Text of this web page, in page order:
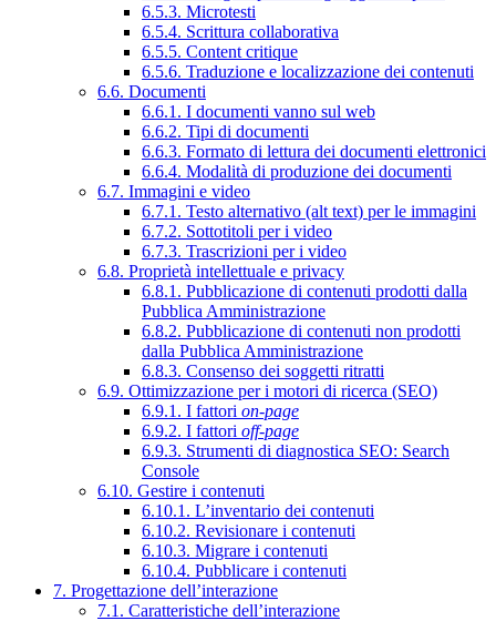
6.5.3. Microtesti
6.5.4. Scrittura collaborativa
6.5.5. Content critique
6.5.6. Traduzione e localizzazione dei contenuti
6.6. Documenti
6.6.1. I documenti vanno sul web
6.6.2. Tipi di documenti
6.6.3. Formato di lettura dei documenti elettronici
6.6.4. Modalità di produzione dei documenti
6.7. Immagini e video
6.7.1. Testo alternativo (alt text) per le immagini
6.7.2. Sottotitoli per i video
6.7.3. Trascrizioni per i video
6.8. Proprietà intellettuale e privacy
6.8.1. Pubblicazione di contenuti prodotti dalla
Pubblica Amministrazione
6.8.2. Pubblicazione di contenuti non prodotti
dalla Pubblica Amministrazione
6.8.3. Consenso dei soggetti ritratti
6.9. Ottimizzazione per i motori di ricerca (SEO)
6.9.1. I fattori on-page
6.9.2. I fattori off-page
6.9.3. Strumenti di diagnostica SEO: Search
Console
6.10. Gestire i contenuti
6.10.1. L’inventario dei contenuti
6.10.2. Revisionare i contenuti
6.10.3. Migrare i contenuti
6.10.4. Pubblicare i contenuti
7. Progettazione dell’interazione
7.1. Caratteristiche dell’interazione